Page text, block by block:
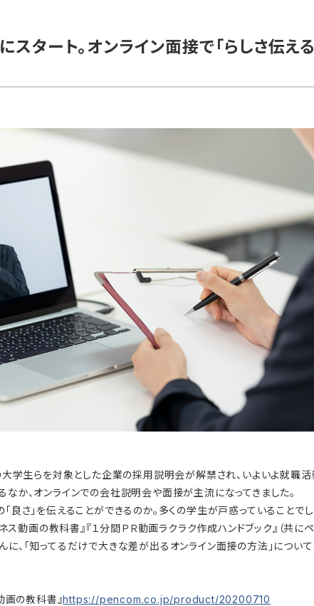
タート。オンライン面接で「らしさ伝え
学生らを対象とした企業の採用説明会が解禁され、いよいよ就職活
なか、オンラインでの会社説明会や面接が主流になってきました。
良さ」を伝えることができるのか。多くの学生が戸惑っていることでし
ス動画の教科書』『１分間ＰＲ動画ラクラク作成ハンドブック』（共
に、「知ってるだけで大きな差が出るオンライン面接の方法」について
の教科書』https://pencom.co.jp/product/20200710